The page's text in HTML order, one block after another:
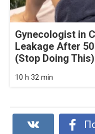
Gynecologist in
Leakage After
(Stop Doing This)
10 h 32 min